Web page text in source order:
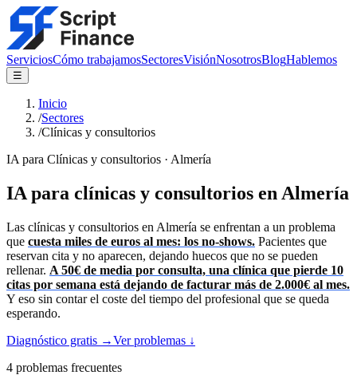
ServiciosCómo trabajamosSectoresVisiónNosotrosBlogHablemos
☰
Inicio
/Sectores
/Clínicas y consultorios
IA para Clínicas y consultorios · Almería
IA para clínicas y consultorios en Almería
Las clínicas y consultorios en Almería se enfrentan a un problema
que cuesta miles de euros al mes: los no-shows. Pacientes que
reservan cita y no aparecen, dejando huecos que no se pueden
rellenar. A 50€ de media por consulta, una clínica que pierde 10
citas por semana está dejando de facturar más de 2.000€ al mes.
Y eso sin contar el coste del tiempo del profesional que se queda
esperando.
Diagnóstico gratis →Ver problemas ↓
4 problemas frecuentes